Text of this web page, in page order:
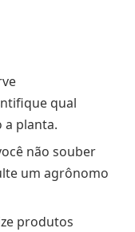
qual
a planta.
não souber
um agrônomo
produtos